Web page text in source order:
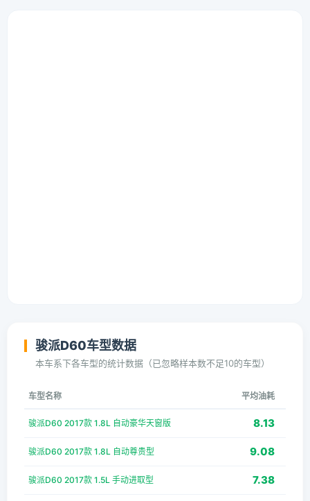
骏派D60车型数据
本车系下各车型的统计数据（已忽略样本数不足10的车型）
车型名称 平均油耗
骏派D60 2017款 1.8L 自动豪华天窗版 8.13
骏派D60 2017款 1.8L 自动尊贵型 9.08
骏派D60 2017款 1.5L 手动进取型 7.38